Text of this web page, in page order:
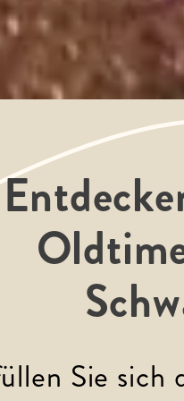
Sie sich